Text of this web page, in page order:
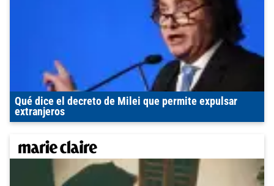
Qué dice el decreto de Milei que permite expulsar
extranjeros